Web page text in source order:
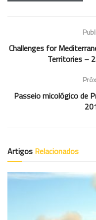
Challenges for
Territories –
Passeio micológico de
Artigos Relacionados